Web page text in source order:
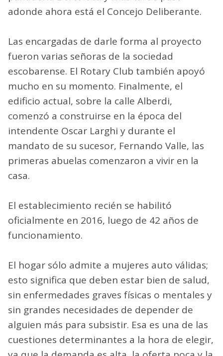
adonde ahora está el Concejo Deliberante.
Las encargadas de darle forma al proyecto
fueron varias señoras de la sociedad
escobarense. El Rotary Club también apoyó
mucho en su momento. Finalmente, el
edificio actual, sobre la calle Alberdi,
comenzó a construirse en la época del
intendente Oscar Larghi y durante el
mandato de su sucesor, Fernando Valle, las
primeras abuelas comenzaron a vivir en la
casa.
El establecimiento recién se habilitó
oficialmente en 2016, luego de 42 años de
funcionamiento.
El hogar sólo admite a mujeres auto válidas;
esto significa que deben estar bien de salud,
sin enfermedades graves físicas o mentales y
sin grandes necesidades de depender de
alguien más para subsistir. Esa es una de las
cuestiones determinantes a la hora de elegir,